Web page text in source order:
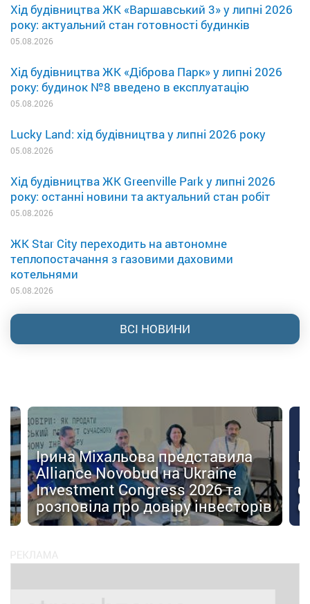
Хід будівництва ЖК «Варшавський 3» у липні 2026
року: актуальний стан готовності будинків
05.08.2026
Хід будівництва ЖК «Діброва Парк» у липні 2026
року: будинок №8 введено в експлуатацію
05.08.2026
Lucky Land: хід будівництва у липні 2026 року
05.08.2026
Хід будівництва ЖК Greenville Park у липні 2026
року: останні новини та актуальний стан робіт
05.08.2026
ЖК Star City переходить на автономне
теплопостачання з газовими даховими
котельнями
05.08.2026
ВСІ НОВИНИ
Ірина Міхальова представила
Alliance Novobud на Ukraine
Investment Congress 2026 та
розповіла про довіру інвесторів